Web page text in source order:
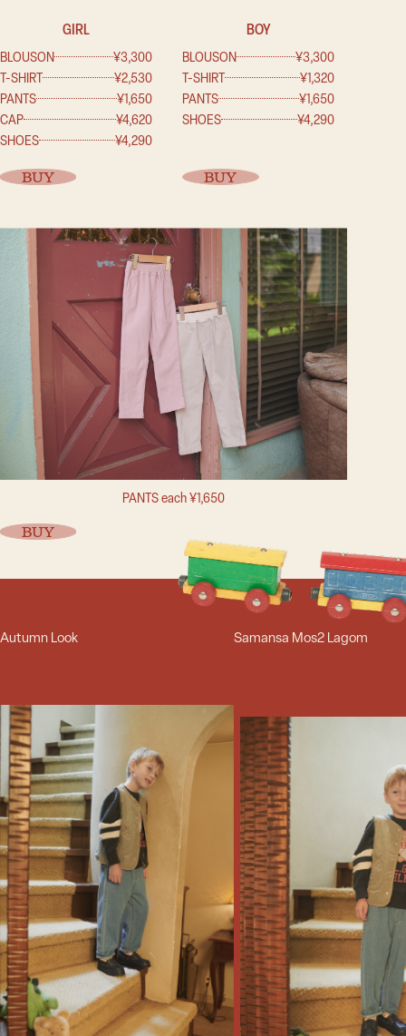
GIRL
BLOUSON
¥3,300
T-SHIRT
¥2,530
PANTS
¥1,650
CAP
¥4,620
SHOES
¥4,290
BUY
BOY
BLOUSON
¥3,300
T-SHIRT
¥1,320
PANTS
¥1,650
SHOES
¥4,290
BUY
PANTS each ¥1,650
BUY
Autumn Look Samansa Mos2 Lagom